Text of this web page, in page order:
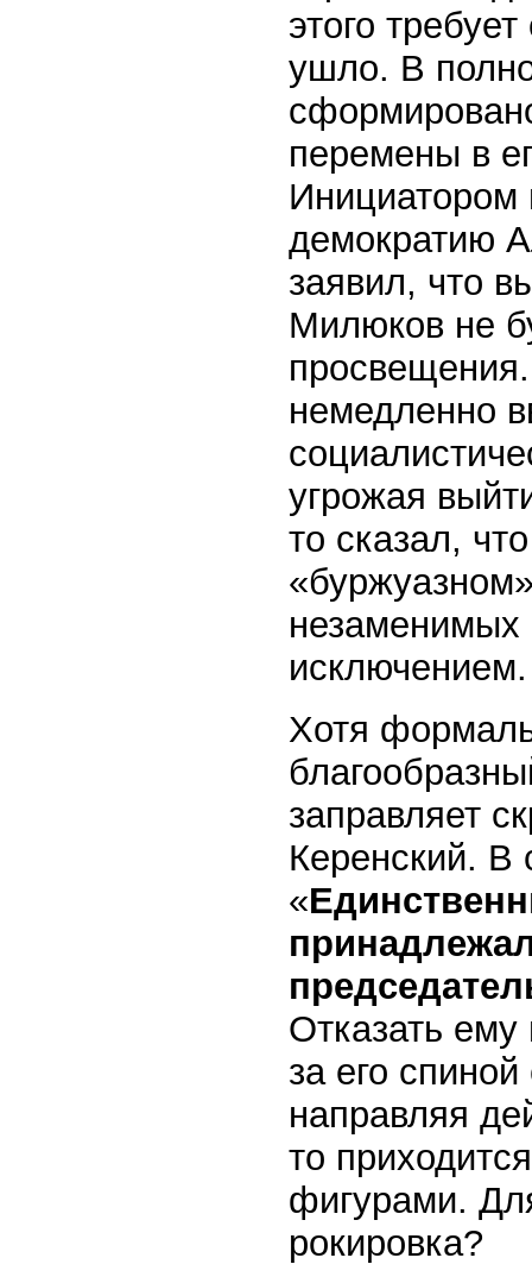
этого
ушло. В
перемены в
демократию
заявил, что
Милюков не
немедленно
угрожая
то сказал,
исключением.
Хотя
заправляет
Керенский.
«
Отказать
за его
направляя
то
фигурами.
рокировка?